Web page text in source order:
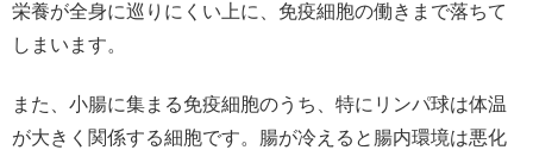
栄養が全身に巡りにくい上に、免疫細胞の働きまで落ちて
しまいます。
また、小腸に集まる免疫細胞のうち、特にリンパ球は体温
が大きく関係する細胞です。腸が冷えると腸内環境は悪化